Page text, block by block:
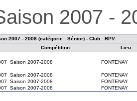
2007 -
2007 - 2008 (catégorie : Sénior) - Club : RPV
Compétition
Lieu
Saison 2007-2008
FONTENAY
Saison 2007-2008
FONTENAY
Saison 2007-2008
FONTENAY
Saison 2007-2008 FONTENAY